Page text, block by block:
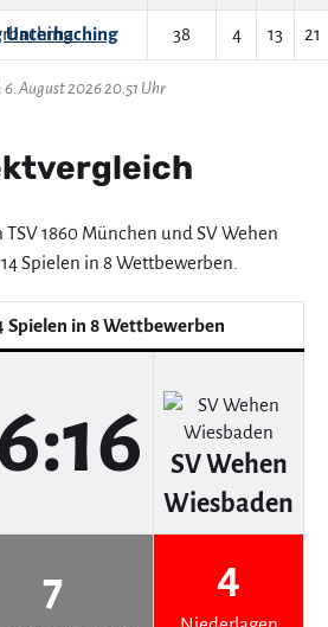
Unterhaching 38 4 13 21
6. August 2026 20:51 Uhr
1860 München und SV Wehen
Spielen in 8 Wettbewerben.
Spielen in 8 Wettbewerben
SV Wehen
Wiesbaden
7 4